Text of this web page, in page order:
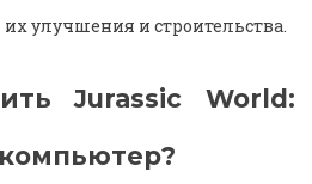
улучшения и строительства.
Jurassic World: